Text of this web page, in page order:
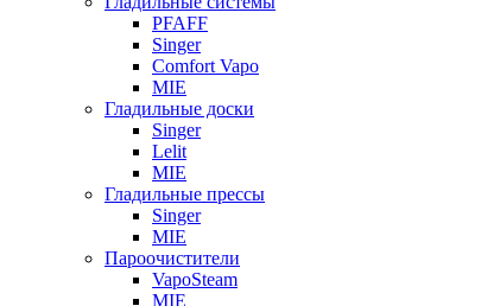
PFAFF
Singer
Comfort Vapo
MIE
Гладильные доски
Singer
Lelit
MIE
Гладильные прессы
Singer
MIE
Пароочистители
VapoSteam
MIE